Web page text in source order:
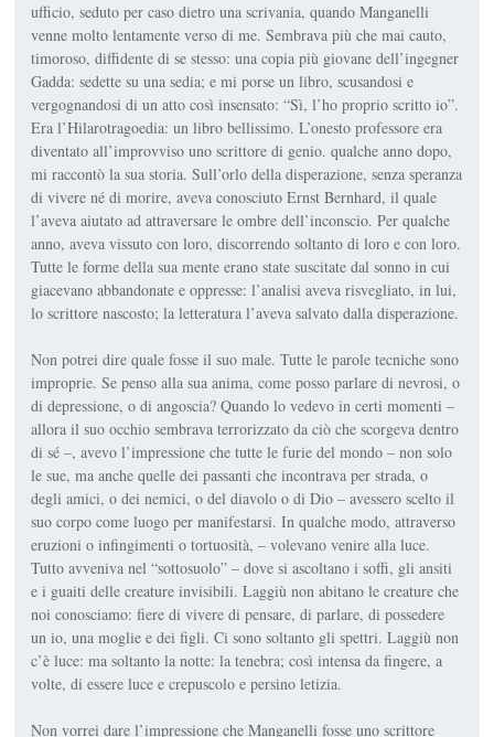
ufficio, seduto per caso dietro una scrivania, quando Manganel­li
venne molto lentamente verso di me. Sembrava più che mai cau­to,
timoroso, diffidente di se stes­so: una copia più giovane dell’in­gegner
Gadda: sedette su una sedia; e mi porse un libro, scusando­si e
vergognandosi di un atto così insensato: “Sì, l’ho proprio scritto io”.
Era l’Hilarotragoedia: un libro bellissimo. L’onesto pro­fessore era
diventato all’improv­viso uno scrittore di genio. qualche anno dopo,
mi raccontò la sua storia. Sull’orlo della dispera­zione, senza speranza
di vivere né di morire, aveva conosciuto Ernst Bernhard, il quale
l’aveva aiutato ad attraversare le ombre dell’inconscio. Per qualche
anno, aveva vissuto con loro, discorren­do soltanto di loro e con loro.
Tut­te le forme della sua mente erano state suscitate dal sonno in cui
giacevano abbandonate e oppresse: l’analisi aveva risvegliato, in lui,
lo scrittore nascosto; la lette­ratura l’aveva salvato dalla disperazione.
Non potrei dire quale fosse il suo male. Tutte le parole tecniche sono
improprie. Se penso alla sua anima, come posso parlare di ne­vrosi, o
di depressione, o di ango­scia? Quando lo vedevo in certi momenti –
allora il suo occhio sembrava terrorizzato da ciò che scorgeva dentro
di sé –, avevo l’impressione che tutte le furie del mondo – non solo
le sue, ma an­che quelle dei passanti che incontrava per strada, o
degli amici, o dei nemici, o del diavolo o di Dio – ­avessero scelto il
suo corpo come luogo per manifestarsi. In qual­che modo, attraverso
eruzioni o infingimenti o tortuosità, –volevanovenire alla luce.
Tutto avve­niva nel “sottosuolo” – dove si a­scoltano i soffi, gli ansiti
e i guaiti delle creature invisibili. Laggiù non abitano le creature che
noi conosciamo: fiere di vivere di pensare, di parlare, di possedere
unio, una moglie e dei figli. Ci sono soltanto gli spettri. Laggiù non
c’è luce: ma soltanto la notte: la tenebra; così intensa da fingere, a
volte, di essere luce e crepusco­lo e persino letizia.
Non vorrei dare l’impressione che Manganelli fosse uno scritto­re